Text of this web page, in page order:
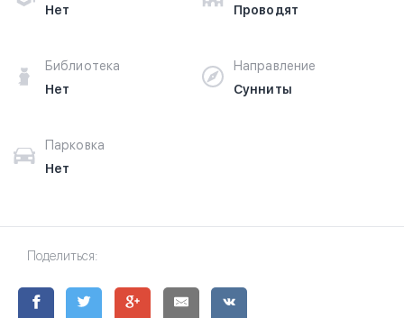
Нет
Проводят
Библиотека
Нет
Направление
Сунниты
Парковка
Нет
Поделиться: